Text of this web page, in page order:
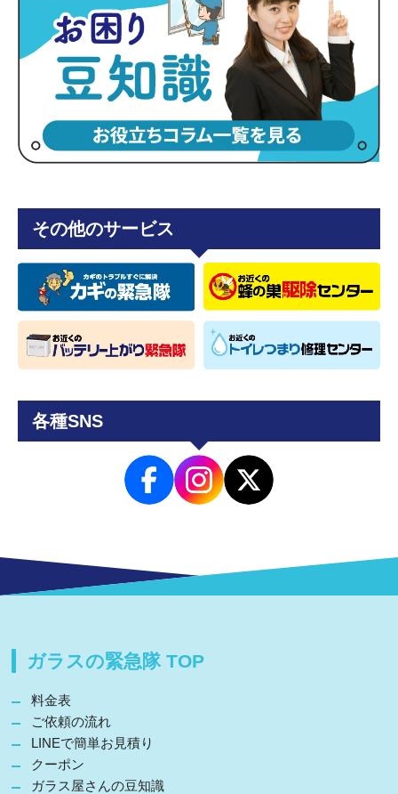
その他のサービス
各種SNS
ガラスの緊急隊 TOP
料金表
ご依頼の流れ
LINEで簡単お見積り
クーポン
ガラス屋さんの豆知識